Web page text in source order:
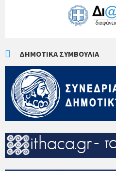
ΔΗΜΟΤΙΚΆ ΣΥΜΒΟΎΛΙΑ